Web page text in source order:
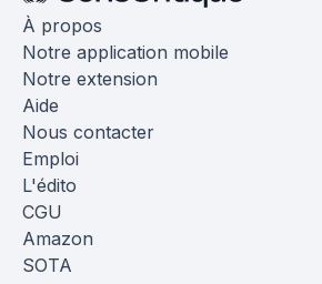
À propos
Notre application mobile
Notre extension
Aide
Nous contacter
Emploi
L'édito
CGU
Amazon
SOTA